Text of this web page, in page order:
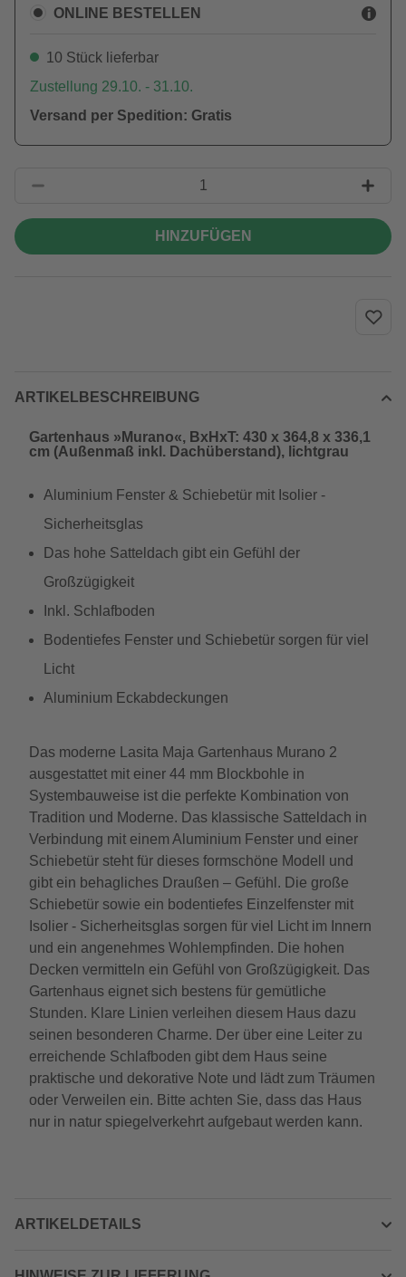
ONLINE BESTELLEN
10 Stück lieferbar
Zustellung 29.10. - 31.10.
Versand per Spedition: Gratis
HINZUFÜGEN
ARTIKELBESCHREIBUNG
Gartenhaus »Murano«, BxHxT: 430 x 364,8 x 336,1
cm (Außenmaß inkl. Dachüberstand), lichtgrau
Aluminium Fenster & Schiebetür mit Isolier -
Sicherheitsglas
Das hohe Satteldach gibt ein Gefühl der
Großzügigkeit
Inkl. Schlafboden
Bodentiefes Fenster und Schiebetür sorgen für viel
Licht
Aluminium Eckabdeckungen
Das moderne Lasita Maja Gartenhaus Murano 2
ausgestattet mit einer 44 mm Blockbohle in
Systembauweise ist die perfekte Kombination von
Tradition und Moderne. Das klassische Satteldach in
Verbindung mit einem Aluminium Fenster und einer
Schiebetür steht für dieses formschöne Modell und
gibt ein behagliches Draußen – Gefühl. Die große
Schiebetür sowie ein bodentiefes Einzelfenster mit
Isolier - Sicherheitsglas sorgen für viel Licht im Innern
und ein angenehmes Wohlempfinden. Die hohen
Decken vermitteln ein Gefühl von Großzügigkeit. Das
Gartenhaus eignet sich bestens für gemütliche
Stunden. Klare Linien verleihen diesem Haus dazu
seinen besonderen Charme. Der über eine Leiter zu
erreichende Schlafboden gibt dem Haus seine
praktische und dekorative Note und lädt zum Träumen
oder Verweilen ein. Bitte achten Sie, dass das Haus
nur in natur spiegelverkehrt aufgebaut werden kann.
ARTIKELDETAILS